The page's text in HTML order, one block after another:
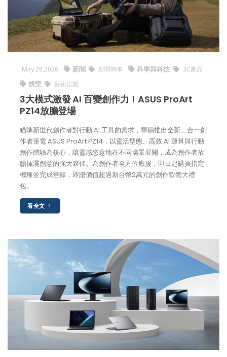
May 28,2026 新聞 新聞時事 科學與科技 3C產品
娛樂 藝術娛樂
3大模式激發 AI 百變創作力！ASUS ProArt
PZ14放膽登場
瞄準新世代創作者對行動 AI 工具的需求，華碩推出全新二合一創
作者筆電 ASUS ProArt PZ14，以靈活型態、高效 AI 運算與行動
創作體驗為核心，讓靈感恣意地在不同場景展開，成為創作者放
膽揮灑創意的強大夥伴。為創作者全方位應援，即日起購買指定
機種並完成登錄，即贈價值超過新台幣2萬元的創作軟體大禮
包。
看全文